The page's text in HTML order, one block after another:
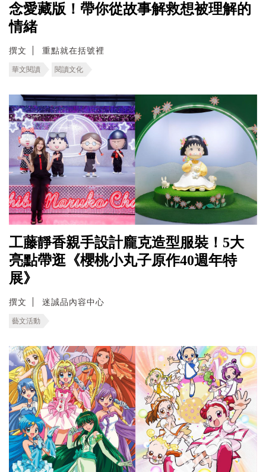
念愛藏版！帶你從故事解救想被理解的
情緒
撰文 重點就在括號裡
華文閱讀 閱讀文化
工藤靜香親手設計龐克造型服裝！5大
亮點帶逛《櫻桃小丸子原作40週年特
展》
撰文 迷誠品內容中心
藝文活動